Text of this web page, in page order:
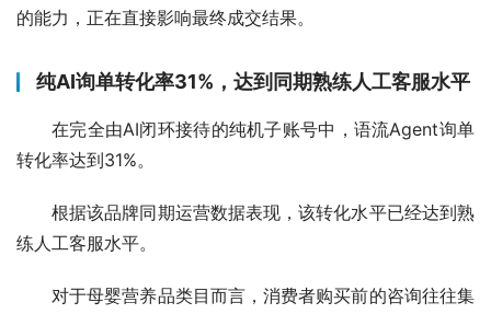
的能力，正在直接影响最终成交结果。
纯AI询单转化率31%，达到同期熟练人工客服水平
在完全由AI闭环接待的纯机子账号中，语流Agent询单
转化率达到31%。
根据该品牌同期运营数据表现，该转化水平已经达到熟
练人工客服水平。
对于母婴营养品类目而言，消费者购买前的咨询往往集